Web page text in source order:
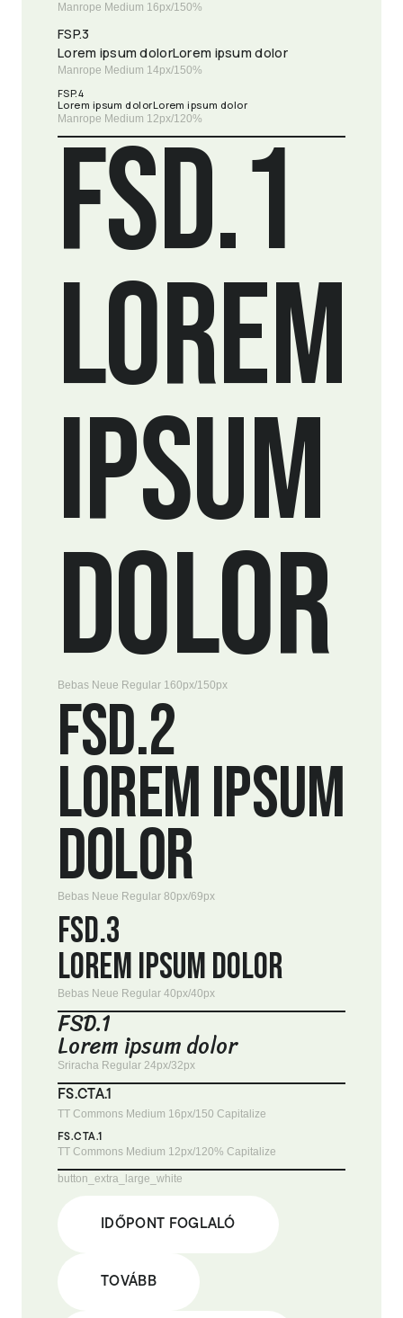
Manrope Medium 16px/150%
FSP.3
Lorem ipsum dolorLorem ipsum dolor
Manrope Medium 14px/150%
FSP.4
Lorem ipsum dolorLorem ipsum dolor
Manrope Medium 12px/120%
FSD.1
LOREM
IPSUM
DOLOR
Bebas Neue Regular 160px/150px
FSD.2
LOREM IPSUM
DOLOR
Bebas Neue Regular 80px/69px
FSD.3
LOREM IPSUM DOLOR
Bebas Neue Regular 40px/40px
FSD.1
Lorem ipsum dolor
Sriracha Regular 24px/32px
FS.CTA.1
TT Commons Medium 16px/150 Capitalize
FS.CTA.1
TT Commons Medium 12px/120% Capitalize
button_extra_large_white
IDŐPONT FOGLALÓ
TOVÁBB